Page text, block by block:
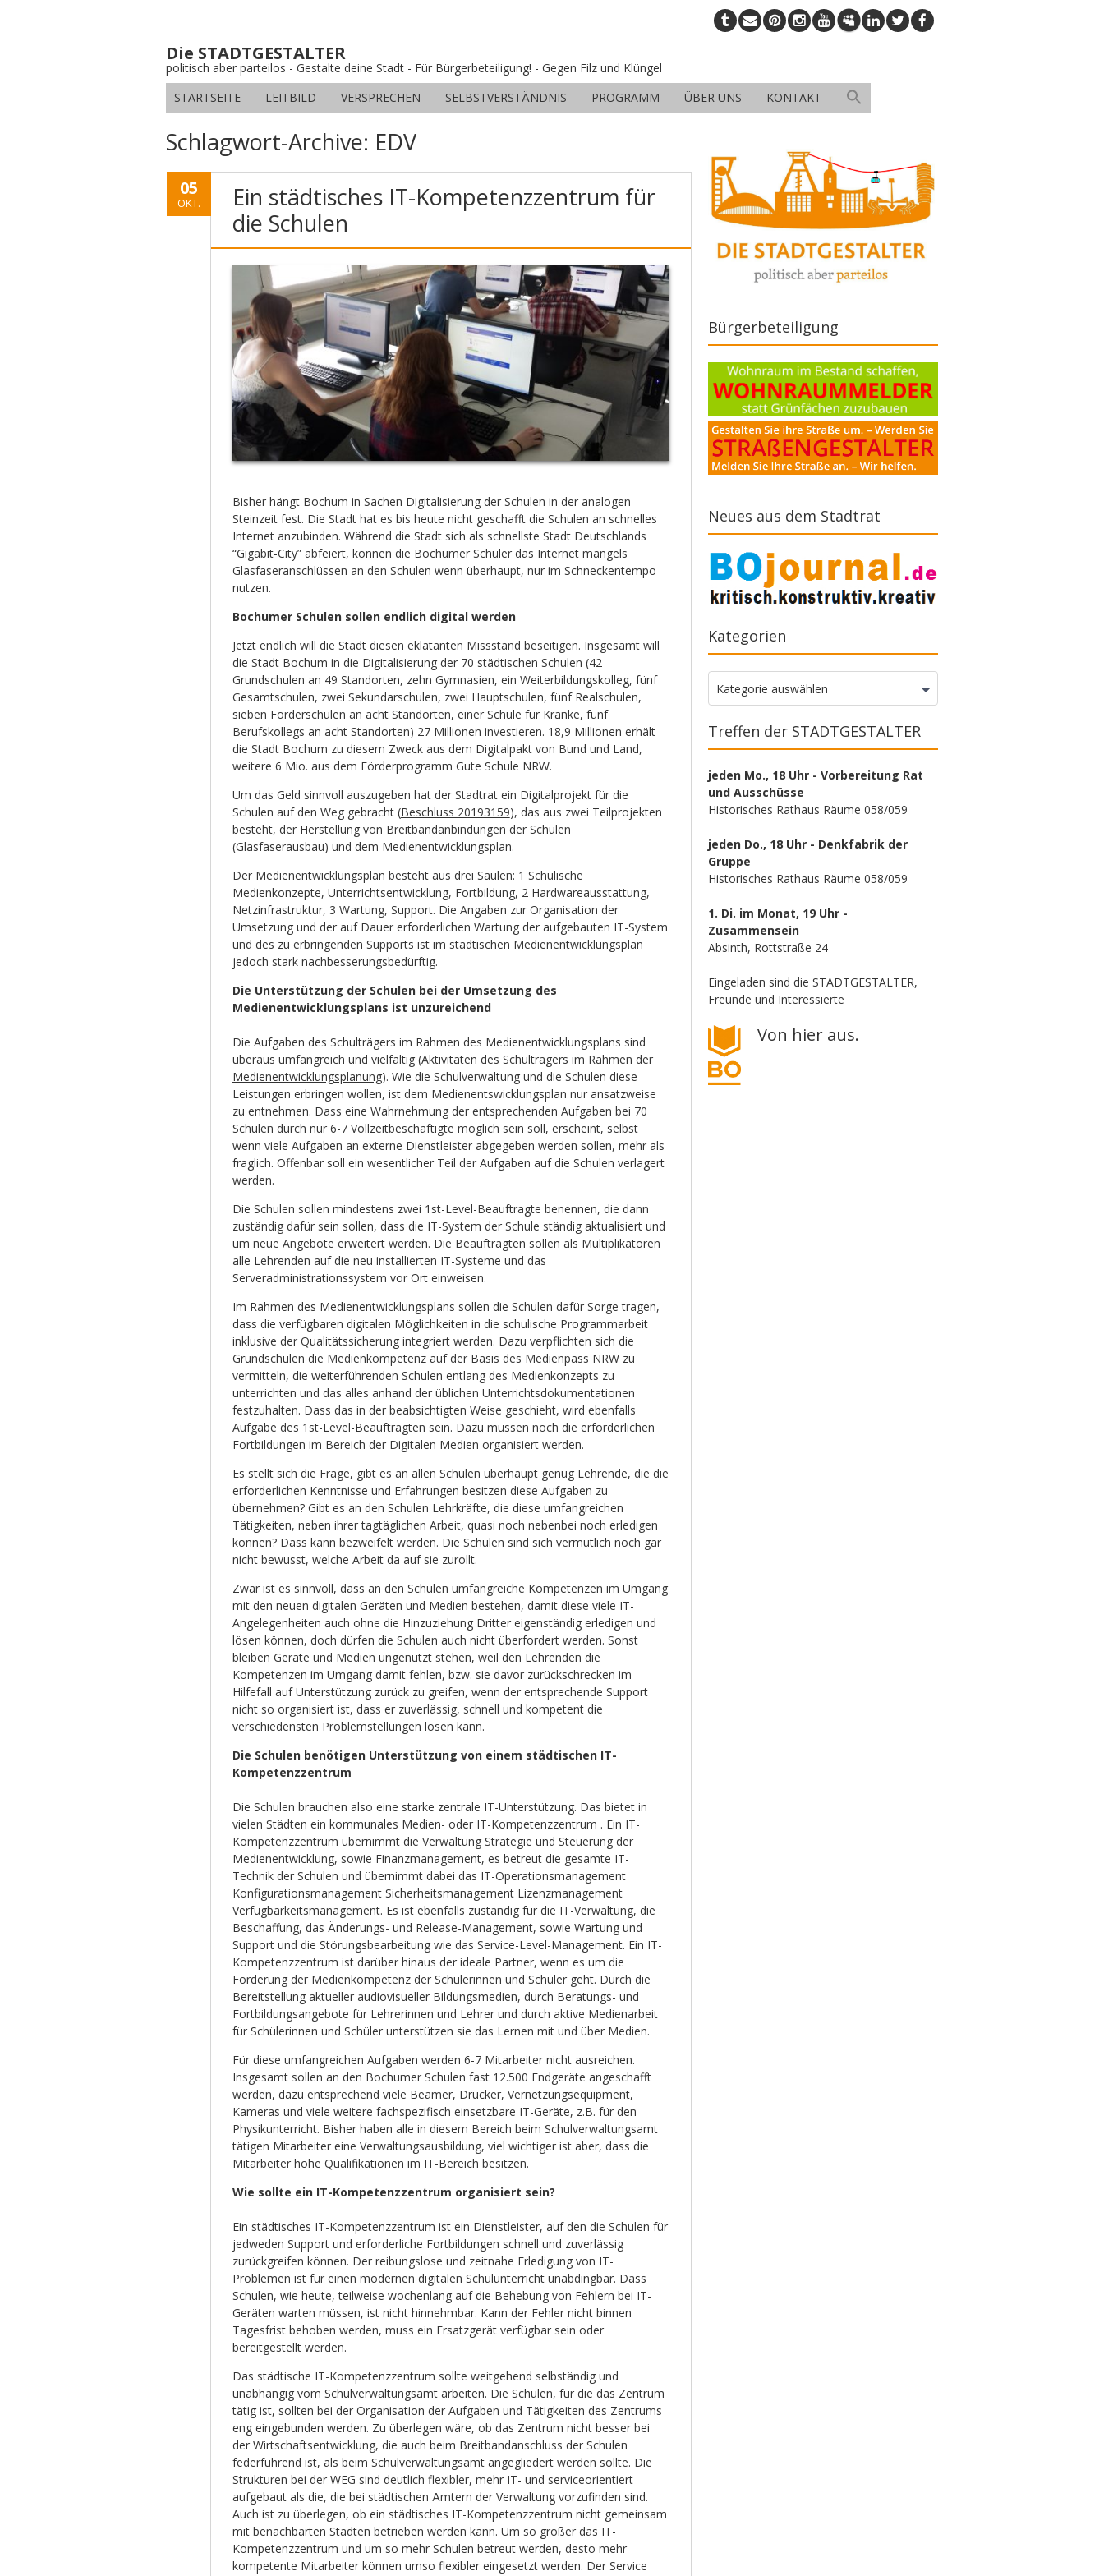
Die STADTGESTALTER
politisch aber parteilos - Gestalte deine Stadt - Für Bürgerbeteiligung! - Gegen Filz und Klüngel
STARTSEITE
LEITBILD VERSPRECHEN SELBSTVERSTÄNDNIS PROGRAMM ÜBER UNS KONTAKT
Schlagwort-Archive: EDV
05
OKT.
Ein städtisches IT-Kompetenzzentrum für
die Schulen
Bisher hängt Bochum in Sachen Digitalisierung der Schulen in der analogen
Steinzeit fest. Die Stadt hat es bis heute nicht geschafft die Schulen an schnelles
Internet anzubinden. Während die Stadt sich als schnellste Stadt Deutschlands
“Gigabit-City” abfeiert, können die Bochumer Schüler das Internet mangels
Glasfaseranschlüssen an den Schulen wenn überhaupt, nur im Schneckentempo
nutzen.
Bochumer Schulen sollen endlich digital werden
Jetzt endlich will die Stadt diesen eklatanten Missstand beseitigen. Insgesamt will
die Stadt Bochum in die Digitalisierung der 70 städtischen Schulen (42
Grundschulen an 49 Standorten, zehn Gymnasien, ein Weiterbildungskolleg, fünf
Gesamtschulen, zwei Sekundarschulen, zwei Hauptschulen, fünf Realschulen,
sieben Förderschulen an acht Standorten, einer Schule für Kranke, fünf
Berufskollegs an acht Standorten) 27 Millionen investieren. 18,9 Millionen erhält
die Stadt Bochum zu diesem Zweck aus dem Digitalpakt von Bund und Land,
weitere 6 Mio. aus dem Förderprogramm Gute Schule NRW.
Um das Geld sinnvoll auszugeben hat der Stadtrat ein Digitalprojekt für die
Schulen auf den Weg gebracht (Beschluss 20193159), das aus zwei Teilprojekten
besteht, der Herstellung von Breitbandanbindungen der Schulen
(Glasfaserausbau) und dem Medienentwicklungsplan.
Der Medienentwicklungsplan besteht aus drei Säulen: 1 Schulische
Medienkonzepte, Unterrichtsentwicklung, Fortbildung, 2 Hardwareausstattung,
Netzinfrastruktur, 3 Wartung, Support. Die Angaben zur Organisation der
Umsetzung und der auf Dauer erforderlichen Wartung der aufgebauten IT-System
und des zu erbringenden Supports ist im städtischen Medienentwicklungsplan
jedoch stark nachbesserungsbedürftig.
Die Unterstützung der Schulen bei der Umsetzung des
Medienentwicklungsplans ist unzureichend
Die Aufgaben des Schulträgers im Rahmen des Medienentwicklungsplans sind
überaus umfangreich und vielfältig (Aktivitäten des Schulträgers im Rahmen der
Medienentwicklungsplanung). Wie die Schulverwaltung und die Schulen diese
Leistungen erbringen wollen, ist dem Medienentswicklungsplan nur ansatzweise
zu entnehmen. Dass eine Wahrnehmung der entsprechenden Aufgaben bei 70
Schulen durch nur 6-7 Vollzeitbeschäftigte möglich sein soll, erscheint, selbst
wenn viele Aufgaben an externe Dienstleister abgegeben werden sollen, mehr als
fraglich. Offenbar soll ein wesentlicher Teil der Aufgaben auf die Schulen verlagert
werden.
Die Schulen sollen mindestens zwei 1st-Level-Beauftragte benennen, die dann
zuständig dafür sein sollen, dass die IT-System der Schule ständig aktualisiert und
um neue Angebote erweitert werden. Die Beauftragten sollen als Multiplikatoren
alle Lehrenden auf die neu installierten IT-Systeme und das
Serveradministrationssystem vor Ort einweisen.
Im Rahmen des Medienentwicklungsplans sollen die Schulen dafür Sorge tragen,
dass die verfügbaren digitalen Möglichkeiten in die schulische Programmarbeit
inklusive der Qualitätssicherung integriert werden. Dazu verpflichten sich die
Grundschulen die Medienkompetenz auf der Basis des Medienpass NRW zu
vermitteln, die weiterführenden Schulen entlang des Medienkonzepts zu
unterrichten und das alles anhand der üblichen Unterrichtsdokumentationen
festzuhalten. Dass das in der beabsichtigten Weise geschieht, wird ebenfalls
Aufgabe des 1st-Level-Beauftragten sein. Dazu müssen noch die erforderlichen
Fortbildungen im Bereich der Digitalen Medien organisiert werden.
Es stellt sich die Frage, gibt es an allen Schulen überhaupt genug Lehrende, die die
erforderlichen Kenntnisse und Erfahrungen besitzen diese Aufgaben zu
übernehmen? Gibt es an den Schulen Lehrkräfte, die diese umfangreichen
Tätigkeiten, neben ihrer tagtäglichen Arbeit, quasi noch nebenbei noch erledigen
können? Dass kann bezweifelt werden. Die Schulen sind sich vermutlich noch gar
nicht bewusst, welche Arbeit da auf sie zurollt.
Zwar ist es sinnvoll, dass an den Schulen umfangreiche Kompetenzen im Umgang
mit den neuen digitalen Geräten und Medien bestehen, damit diese viele IT-
Angelegenheiten auch ohne die Hinzuziehung Dritter eigenständig erledigen und
lösen können, doch dürfen die Schulen auch nicht überfordert werden. Sonst
bleiben Geräte und Medien ungenutzt stehen, weil den Lehrenden die
Kompetenzen im Umgang damit fehlen, bzw. sie davor zurückschrecken im
Hilfefall auf Unterstützung zurück zu greifen, wenn der entsprechende Support
nicht so organisiert ist, dass er zuverlässig, schnell und kompetent die
verschiedensten Problemstellungen lösen kann.
Die Schulen benötigen Unterstützung von einem städtischen IT-
Kompetenzzentrum
Die Schulen brauchen also eine starke zentrale IT-Unterstützung. Das bietet in
vielen Städten ein kommunales Medien- oder IT-Kompetenzzentrum . Ein IT-
Kompetenzzentrum übernimmt die Verwaltung Strategie und Steuerung der
Medienentwicklung, sowie Finanzmanagement, es betreut die gesamte IT-
Technik der Schulen und übernimmt dabei das IT-Operationsmanagement
Konfigurationsmanagement Sicherheitsmanagement Lizenzmanagement
Verfügbarkeitsmanagement. Es ist ebenfalls zuständig für die IT-Verwaltung, die
Beschaffung, das Änderungs- und Release-Management, sowie Wartung und
Support und die Störungsbearbeitung wie das Service-Level-Management. Ein IT-
Kompetenzzentrum ist darüber hinaus der ideale Partner, wenn es um die
Förderung der Medienkompetenz der Schülerinnen und Schüler geht. Durch die
Bereitstellung aktueller audiovisueller Bildungsmedien, durch Beratungs- und
Fortbildungsangebote für Lehrerinnen und Lehrer und durch aktive Medienarbeit
für Schülerinnen und Schüler unterstützen sie das Lernen mit und über Medien.
Für diese umfangreichen Aufgaben werden 6-7 Mitarbeiter nicht ausreichen.
Insgesamt sollen an den Bochumer Schulen fast 12.500 Endgeräte angeschafft
werden, dazu entsprechend viele Beamer, Drucker, Vernetzungsequipment,
Kameras und viele weitere fachspezifisch einsetzbare IT-Geräte, z.B. für den
Physikunterricht. Bisher haben alle in diesem Bereich beim Schulverwaltungsamt
tätigen Mitarbeiter eine Verwaltungsausbildung, viel wichtiger ist aber, dass die
Mitarbeiter hohe Qualifikationen im IT-Bereich besitzen.
Wie sollte ein IT-Kompetenzzentrum organisiert sein?
Ein städtisches IT-Kompetenzzentrum ist ein Dienstleister, auf den die Schulen für
jedweden Support und erforderliche Fortbildungen schnell und zuverlässig
zurückgreifen können. Der reibungslose und zeitnahe Erledigung von IT-
Problemen ist für einen modernen digitalen Schulunterricht unabdingbar. Dass
Schulen, wie heute, teilweise wochenlang auf die Behebung von Fehlern bei IT-
Geräten warten müssen, ist nicht hinnehmbar. Kann der Fehler nicht binnen
Tagesfrist behoben werden, muss ein Ersatzgerät verfügbar sein oder
bereitgestellt werden.
Das städtische IT-Kompetenzzentrum sollte weitgehend selbständig und
unabhängig vom Schulverwaltungsamt arbeiten. Die Schulen, für die das Zentrum
tätig ist, sollten bei der Organisation der Aufgaben und Tätigkeiten des Zentrums
eng eingebunden werden. Zu überlegen wäre, ob das Zentrum nicht besser bei
der Wirtschaftsentwicklung, die auch beim Breitbandanschluss der Schulen
federführend ist, als beim Schulverwaltungsamt angegliedert werden sollte. Die
Strukturen bei der WEG sind deutlich flexibler, mehr IT- und serviceorientiert
aufgebaut als die, die bei städtischen Ämtern der Verwaltung vorzufinden sind.
Auch ist zu überlegen, ob ein städtisches IT-Kompetenzzentrum nicht gemeinsam
mit benachbarten Städten betrieben werden kann. Um so größer das IT-
Kompetenzzentrum und um so mehr Schulen betreut werden, desto mehr
kompetente Mitarbeiter können umso flexibler eingesetzt werden. Der Service
Bürgerbeteiligung
Neues aus dem Stadtrat
Kategorien
Kategorien
Kategorie auswählen
Treffen der STADTGESTALTER
jeden Mo., 18 Uhr - Vorbereitung Rat
und Ausschüsse
Historisches Rathaus Räume 058/059
jeden Do., 18 Uhr - Denkfabrik der
Gruppe
Historisches Rathaus Räume 058/059
1. Di. im Monat, 19 Uhr -
Zusammensein
Absinth, Rottstraße 24
Eingeladen sind die STADTGESTALTER,
Freunde und Interessierte
Von hier aus.